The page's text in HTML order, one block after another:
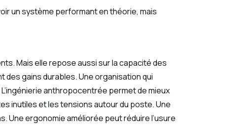
un système performant en théorie, mais
Mais elle repose aussi sur la capacité des
gains durables. Une organisation qui
anthropocentrée permet de mieux
inutiles et les tensions autour du poste. Une
Une ergonomie améliorée peut réduire l’usure